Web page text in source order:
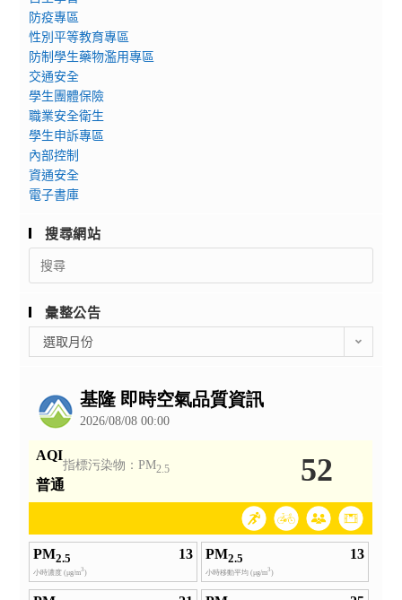
防疫專區
性別平等教育專區
防制學生藥物濫用專區
交通安全
學生團體保險
職業安全衛生
學生申訴專區
內部控制
資通安全
電子書庫
搜尋網站
Search
for:
彙整公告
整
選取月份